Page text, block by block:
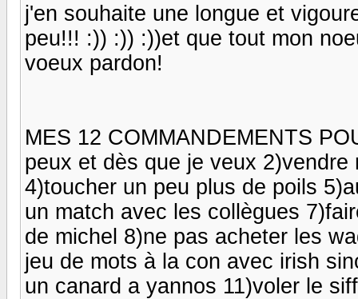
j'en souhaite une longue et
peu!!! :)) :)) :))et que tout mon
voeux pardon!
MES 12 COMMANDEMENTS
peux et dès que je veux
4)toucher un peu plus de poils
un match avec les collègues
de michel 8)ne pas acheter les
jeu de mots à la con avec irish
un canard a yannos 11)voler le